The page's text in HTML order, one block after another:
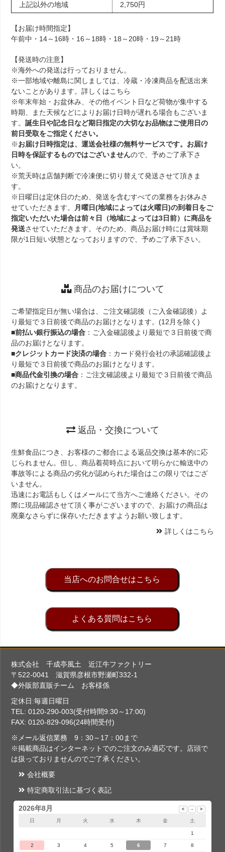
上記以外の地域
2,750円
【お届け時間指定】
午前中・14～16時・16～18時・18～20時・19～21時
【発送時の注意】
※海外への発送は行っておりません。
※一部地域や離島に関しましては、冷蔵・冷凍商品を配送出来
ないことがあります。詳しくはこちら
※年末年始・お盆休み、その他イベント日など荷物が集中する
時期、また天候などによりお届け日時が遅れる場合もございま
す。誕生日や記念日など期日指定の大切なお品物はご使用日の
前日受取をご指定ください。
※お届け日時指定は、運送会社様の無料サービスです。お届け
日時を保証するものではございませんので、予めご了承下さ
い。
※荒天時は店舗判断で冷凍便に切り替えて発送させて頂きま
す。
※日曜日は定休日のため、発送を含むすべての業務をお休みさ
せていただきます。
月曜日(地域によっては火曜日)の到着日をご
指定いただいた場合は前々日（地域によっては3日前）に商品を
発送させていただきます。そのため、商品お届け時には賞味期
限が1日短い状態となっておりますので、予めご了承下さい。
商品のお届けについて
ご希望指定日が無い場合は、ご注文確認後（ご入金確認後）よ
り最短で３日前後で商品のお届けとなります。(12月を除く)
■前払い銀行振込の場合 ：ご入金確認後より最短で３日前後で商
品のお届けとなります。
■クレジットカード決済の場合 ：カード発行会社の承認確認後よ
り最短で３日前後で商品のお届けとなります。
■商品代金引換の場合 ：ご注文確認後より最短で３日前後で商品
のお届けとなります。
返品・交換について
生鮮食品につき、お客様のご都合による返品交換は基本的に応
じられません。但し、商品着荷時点において明らかに輸送中の
事故等による商品の劣化が認められた場合はこの限りではござ
いません。
迅速にお電話もしくはメールにて当方へご連絡ください。その
際に現品確認させて頂く事がございますので、お届けの商品は
廃棄なさらずに保存いただきますようお願い致します。
詳しくはこちら
当店へのお問合せはこちら
よくある質問はこちら
株式会社 千成亭風土 近江牛ファクトリー
〒522-0041 滋賀県彦根市野瀬町332-1
◆外販部直販チーム お客様係
定休日:毎週日曜日
TEL: 0120-290-003(受付時間9:30～17:00)
FAX: 0120-829-096(24時間受付)
※メール返信業務 9：30～17：00まで
※掲載商品はインターネットでのご注文のみ適応です。店頭で
は扱っておりませんのでご了承ください。
会社概要
特定商取引法に基づく表記
2026年8月
日 月 火 水 木 金 土
1
2 3 4 5 6 7 8